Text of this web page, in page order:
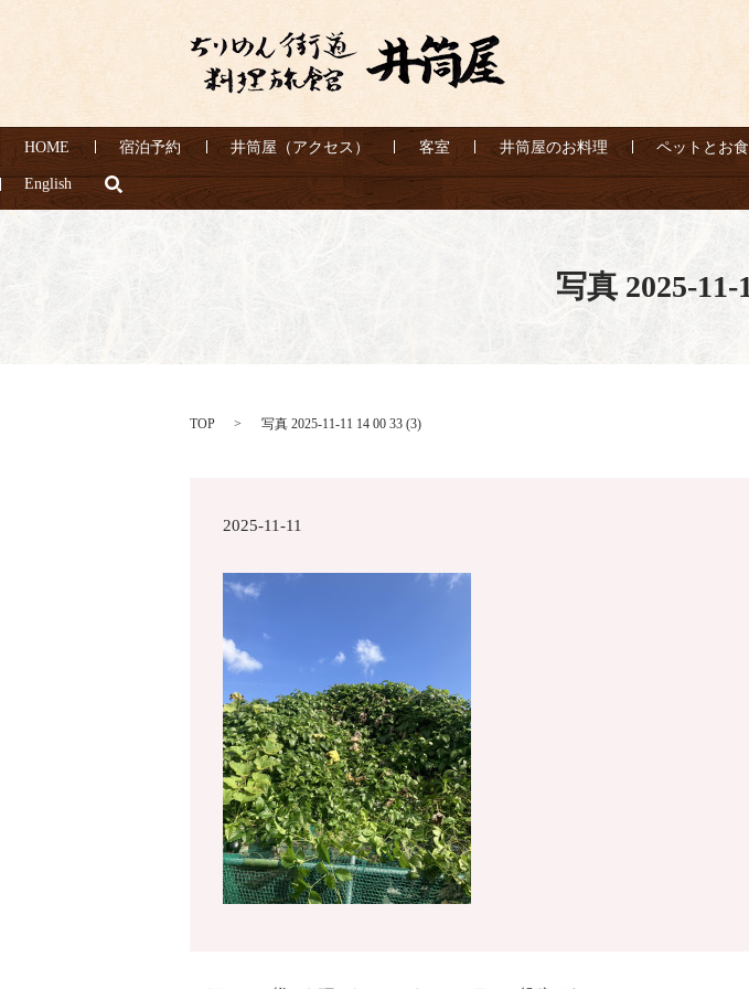
HOME 宿泊予約 井筒屋（アクセス） 客室 井筒屋のお料理 ペットとお
English
写真 2025-11-
TOP 写真 2025-11-11 14 00 33 (3)
2025-11-11